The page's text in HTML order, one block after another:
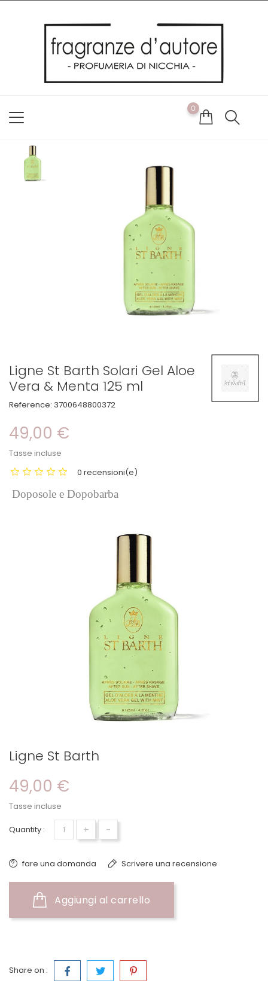
Utilizziamo i cookie per offrirti la migliore esperienza possibile
sul nostro sito web. Cliccando su OK, acconsenti alla nostra
politica sui cookie. Se desideri modificare le tue preferenze sui
cookie, puoi farlo
0
Ligne St Barth Solari Gel Aloe
Vera & Menta 125 ml
Reference: 3700648800372
49,00 €
Tasse incluse
0 recensioni(e)
Doposole e Dopobarba
Ligne St Barth
49,00 €
Tasse incluse
Quantity : + -
fare una domanda Scrivere una recensione
Aggiungi al carrello
Share on :